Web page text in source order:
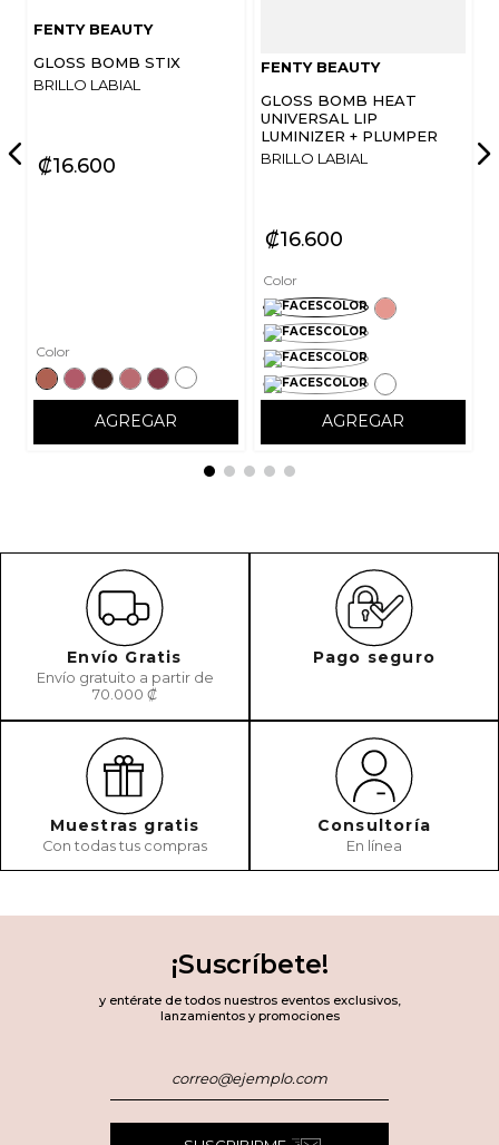
FENTY BEAUTY
GLOSS BOMB STIX
BRILLO LABIAL
₡16600
Color
AGREGAR
FENTY BEAUTY
GLOSS BOMB HEAT
UNIVERSAL LIP
LUMINIZER + PLUMPER
BRILLO LABIAL
₡16600
Color
AGREGAR
Envío Gratis
Envío gratuito a partir de
70.000 ₡
Pago seguro
Muestras gratis
Con todas tus compras
Consultoría
En línea
¡Suscríbete!
y entérate de todos nuestros eventos exclusivos,
lanzamientos y promociones